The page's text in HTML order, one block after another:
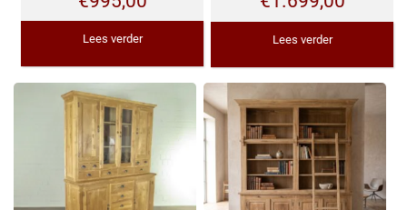
Lees verder Lees verder